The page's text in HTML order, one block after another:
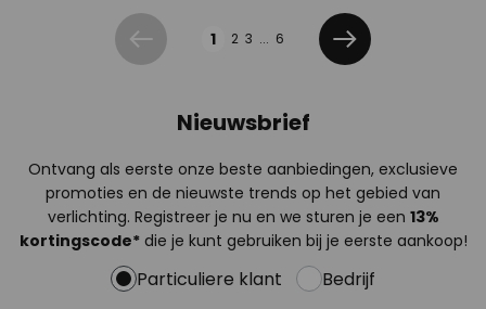
Vorige 1 2 3 ... 6
Volgende
Nieuwsbrief
Ontvang als eerste onze beste aanbiedingen, exclusieve
promoties en de nieuwste trends op het gebied van
verlichting. Registreer je nu en we sturen je een 13%
kortingscode*die je kunt gebruiken bij je eerste aankoop!
Particuliere klant Bedrijf